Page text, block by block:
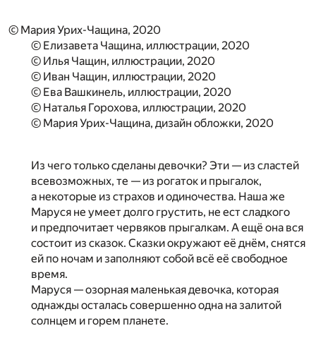
© Мария Урих-Чащина, 2020
© Елизавета Чащина, иллюстрации, 2020
© Илья Чащин, иллюстрации, 2020
© Иван Чащин, иллюстрации, 2020
© Ева Вашкинель, иллюстрации, 2020
© Наталья Горохова, иллюстрации, 2020
© Мария Урих-Чащина, дизайн обложки, 2020
Из чего только сделаны девочки? Эти — из сластей
всевозможных, те — из рогаток и прыгалок,
а некоторые из страхов и одиночества. Наша же
Маруся не умеет долго грустить, не ест сладкого
и предпочитает червяков прыгалкам. А ещё она вся
состоит из сказок. Сказки окружают её днём, снятся
ей по ночам и заполняют собой всё её свободное
время.
Маруся — озорная маленькая девочка, которая
однажды осталась совершенно одна на залитой
солнцем и горем планете.